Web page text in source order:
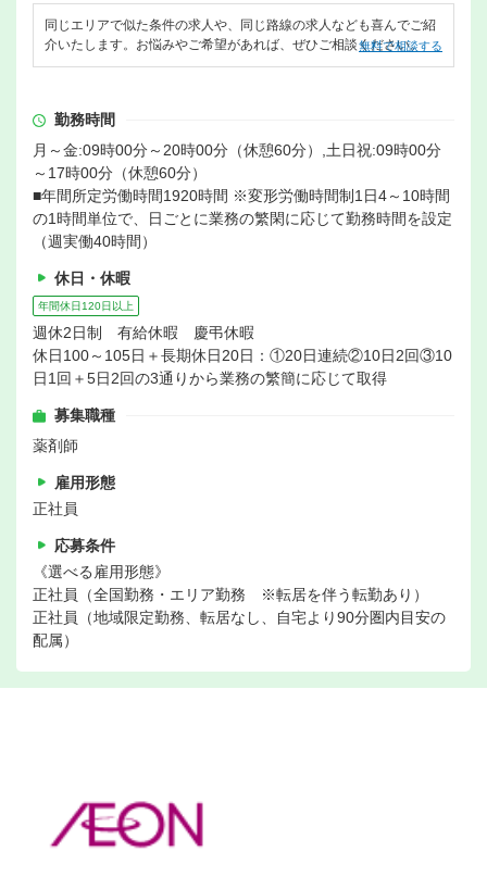
同じエリアで似た条件の求人や、同じ路線の求人なども喜んでご紹
介いたします。お悩みやご希望があれば、ぜひご相談ください。
無料で相談する
勤務時間
月～金:09時00分～20時00分（休憩60分）,土日祝:09時00分
～17時00分（休憩60分）
■年間所定労働時間1920時間 ※変形労働時間制1日4～10時間
の1時間単位で、日ごとに業務の繁閑に応じて勤務時間を設定
（週実働40時間）
休日・休暇
年間休日120日以上
週休2日制 有給休暇 慶弔休暇
休日100～105日＋長期休日20日：①20日連続②10日2回③10
日1回＋5日2回の3通りから業務の繁簡に応じて取得
募集職種
薬剤師
雇用形態
正社員
応募条件
《選べる雇用形態》
正社員（全国勤務・エリア勤務 ※転居を伴う転勤あり）
正社員（地域限定勤務、転居なし、自宅より90分圏内目安の
配属）